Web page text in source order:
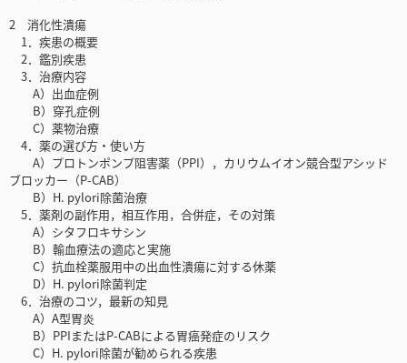
2 消化性潰瘍
1．疾患の概要
2．鑑別疾患
3．治療内容
A）出血症例
B）穿孔症例
C）薬物治療
4．薬の選び方・使い方
A）プロトンポンプ阻害薬（PPI），カリウムイオン競合型アシッド
ブロッカー（P-CAB）
B）H. pylori除菌治療
5．薬剤の副作用，相互作用，合併症，その対策
A）シタフロキサシン
B）輸血療法の適応と実施
C）抗血栓薬服用中の出血性潰瘍に対する休薬
D）H. pylori除菌判定
6．治療のコツ，最新の知見
A）A型胃炎
B）PPIまたはP-CABによる胃癌発症のリスク
C）H. pylori除菌が勧められる疾患